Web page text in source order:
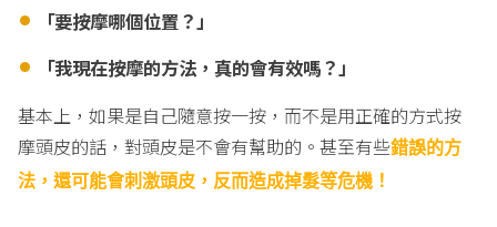
「要按摩哪個位置？」
「我現在按摩的方法，真的會有效嗎？」
基本上，如果是自己隨意按一按，而不是用正確的方式按
摩頭皮的話，對頭皮是不會有幫助的。甚至有些錯誤的方
法，還可能會刺激頭皮，反而造成掉髮等危機！